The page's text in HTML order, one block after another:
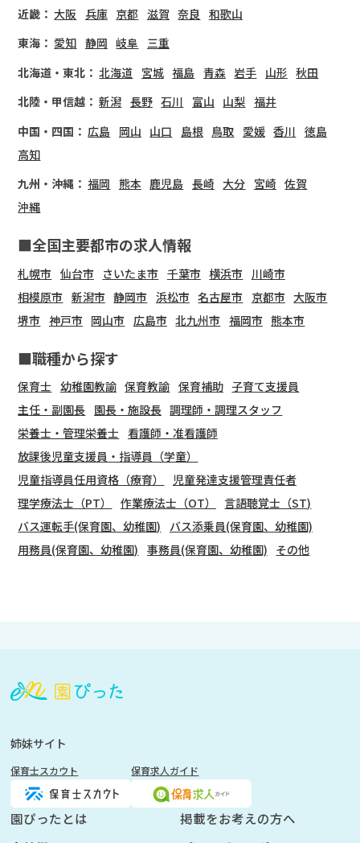
近畿： 大阪 兵庫 京都 滋賀 奈良 和歌山
東海： 愛知 静岡 岐阜
三重
北海道・東北： 北海道 宮城 福島 青森 岩手 山形 秋田
北陸・甲信越： 新潟 長野 石川 富山 山梨 福井
中国・四国： 広島 岡山 山口 島根 鳥取 愛媛 香川 徳島
高知
九州・沖縄： 福岡 熊本 鹿児島 長崎 大分 宮崎 佐賀
沖縄
■全国主要都市の求人情報
札幌市 仙台市 さいたま市 千葉市 横浜市
川崎市
相模原市 新潟市 静岡市 浜松市 名古屋市 京都市 大阪市
堺市 神戸市 岡山市 広島市 北九州市 福岡市 熊本市
■職種から探す
保育士 幼稚園教諭 保育教諭 保育補助 子育て支援員
主任・副園長 園長・施設長 調理師・調理スタッフ
栄養士・管理栄養士 看護師・准看護師
放課後児童支援員・指導員（学童）
児童指導員任用資格（療育）
児童発達支援管理責任者
理学療法士（PT）
作業療法士（OT）
言語聴覚士（ST)
バス運転手(保育園、幼稚園)
バス添乗員(保育園、幼稚園)
用務員(保育園、幼稚園) 事務員(保育園、幼稚園) その他
登
く
姉妹サイト
保育士スカウト 保育求人ガイド
園ぴったとは
掲載をお考えの方へ